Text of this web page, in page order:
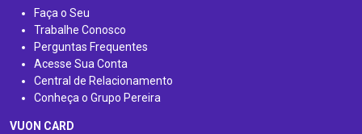
Faça o Seu
Trabalhe Conosco
Perguntas Frequentes
Acesse Sua Conta
Central de Relacionamento
Conheça o Grupo Pereira
VUON CARD